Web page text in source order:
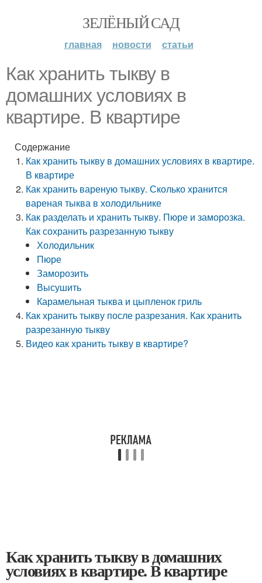
ЗЕЛЁНЫЙ САД
главная новости статьи
Как хранить тыкву в
домашних условиях в
квартире. В квартире
Содержание
Как хранить тыкву в домашних условиях в квартире.
В квартире
Как хранить вареную тыкву. Сколько хранится
вареная тыква в холодильнике
Как разделать и хранить тыкву. Пюре и заморозка.
Как сохранить разрезанную тыкву
Холодильник
Пюре
Заморозить
Высушить
Карамельная тыква и цыпленок гриль
Как хранить тыкву после разрезания. Как хранить
разрезанную тыкву
Видео как хранить тыкву в квартире?
Как хранить тыкву в домашних
условиях в квартире. В квартире